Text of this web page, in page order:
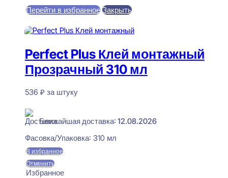
Перейти в избранное Закрыть
Perfect Plus Клей монтажный
Прозрачный 310 мл
536 ₽ за штуку
Ближайшая доставка: 12.08.2026
Фасовка/Упаковка: 310 мл
В избранное
Отменить
Избранное